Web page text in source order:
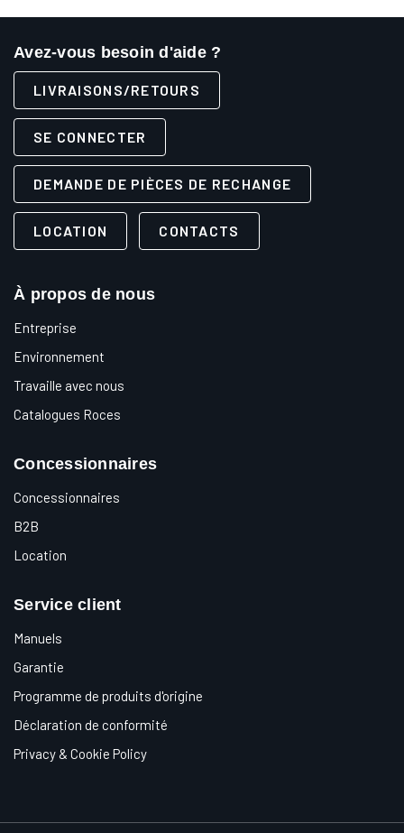
Avez-vous besoin d'aide ?
LIVRAISONS/RETOURS
SE CONNECTER
DEMANDE DE PIÈCES DE RECHANGE
LOCATION CONTACTS
À propos de nous
Entreprise
Environnement
Travaille avec nous
Catalogues Roces
Concessionnaires
Concessionnaires
B2B
Location
Service client
Manuels
Garantie
Programme de produits d'origine
Déclaration de conformité
Privacy & Cookie Policy